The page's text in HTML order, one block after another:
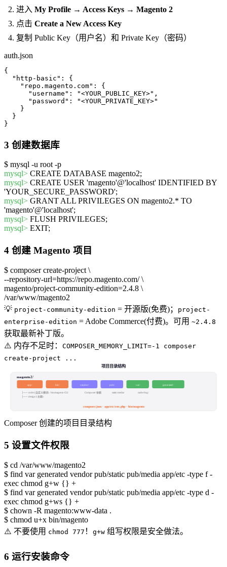
进入 My Profile → Access Keys → Magento 2
点击 Create a New Access Key
复制 Public Key（用户名）和 Private Key（密码）
auth.json
{
  "http-basic": {
    "repo.magento.com": {
      "username": "<YOUR_PUBLIC_KEY>",
      "password": "<YOUR_PRIVATE_KEY>"
    }
  }
}
3 创建数据库
$ mysql -u root -p
mysql> CREATE DATABASE magento2;
mysql> CREATE USER 'magento'@'localhost' IDENTIFIED BY
'YOUR_SECURE_PASSWORD';
mysql> GRANT ALL PRIVILEGES ON magento2.* TO
'magento'@'localhost';
mysql> FLUSH PRIVILEGES;
mysql> EXIT;
4 创建 Magento 项目
$ composer create-project \
--repository-url=https://repo.magento.com/ \
magento/project-community-edition=2.4.8 \
/var/www/magento2
💡 project-community-edition = 开源版(免费)；
project-
enterprise-edition = Adobe Commerce(付费)。可用 ~2.4.8
获取最新补丁版。
⚠️ 内存不足时： COMPOSER_MEMORY_LIMIT=-1 composer
create-project ...
项目目录结构
magento2/
app/ bin/ vendor/ pub/ var/ generated/
├── code/ (自定义模块)
├── design/ (主题)
bin/magento CLI Composer 依赖 static/ media/ cache/ log/
composer.json · app/etc/env.php · bin/magento
Composer 创建的项目目录结构
5 设置文件权限
$ cd /var/www/magento2
$ find var generated vendor pub/static pub/media app/etc -type f -
exec chmod g+w {} +
$ find var generated vendor pub/static pub/media app/etc -type d -
exec chmod g+ws {} +
$ chown -R magento:www-data .
$ chmod u+x bin/magento
⚠️ 不要使用 chmod 777 ！ g+w 组写权限是安全做法。
6 运行安装命令